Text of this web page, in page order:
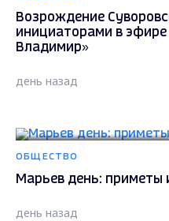
Возрождение
инициаторами в эфире
Владимир»
день назад
ОБЩЕСТВО
Марьев день: приметы
день назад